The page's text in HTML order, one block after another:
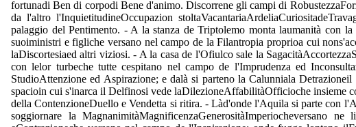
fortunadi Ben di corpodi Bene d'animo. Discorrene gli campi di
da l'altro l'InquietitudineOccupazion
palaggio del Pentimento. - A la stanza de Triptolemo monta laumanità con
suoiministri e figliche versano nel campo de la Filantropia proprioa cui
laDiscortesiaed altri viziosi. - A la casa de l'Ofiulco sale la
con lelor turbeche tutte cespitano nel campo de l'Imprudenza ed
StudioAttenzione ed Aspirazione; e dalà si parteno la Calunniala
spacioin cui s'inarca il Delfinosi vede laDilezioneAffabilitàOfficioche insieme
della ContenzioneDuello e Vendetta si ritira. - Làd'onde l'Aquila si parte con
soggiornare la MagnanimitàMagnificenzaGenerositàImperiocheversano